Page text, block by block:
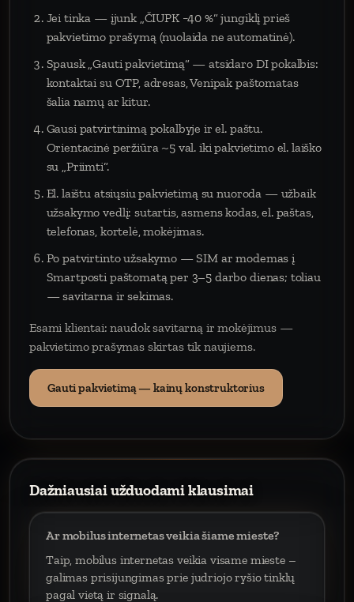
Jei tinka — įjunk „ČIUPK −40 %“ jungiklį prieš
pakvietimo prašymą (nuolaida ne automatinė).
Spausk „Gauti pakvietimą“ — atsidaro DI pokalbis:
kontaktai su OTP, adresas, Venipak paštomatas
šalia namų ar kitur.
Gausi patvirtinimą pokalbyje ir el. paštu.
Orientacinė peržiūra ~5 val. iki pakvietimo el. laiško
su „Priimti“.
El. laištu atsiųsiu pakvietimą su nuoroda — užbaik
užsakymo vedlį: sutartis, asmens kodas, el. paštas,
telefonas, kortelė, mokėjimas.
Po patvirtinto užsakymo — SIM ar modemas į
Smartposti paštomatą per 3–5 darbo dienas; toliau
— savitarna ir sekimas.
Esami klientai: naudok savitarną ir mokėjimus —
pakvietimo prašymas skirtas tik naujiems.
Gauti pakvietimą — kainų konstruktorius
Dažniausiai užduodami klausimai
Ar mobilus internetas veikia šiame mieste?
Taip, mobilus internetas veikia visame mieste –
galimas prisijungimas prie judriojo ryšio tinklų
pagal vietą ir signalą.